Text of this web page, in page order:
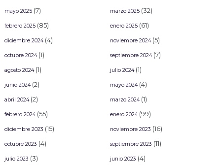
mayo 2025(7) marzo 2025(32)
febrero 2025(85) enero 2025(61)
diciembre 2024(4) noviembre 2024(5)
octubre 2024(1) septiembre 2024(7)
agosto 2024(1) julio 2024(1)
junio 2024(2) mayo 2024(4)
abril 2024(2) marzo 2024(1)
febrero 2024(55) enero 2024(99)
diciembre 2023 (15) noviembre 2023 (16)
octubre 2023 (4) septiembre 2023 (11)
julio 2023 (3) junio 2023 (4)